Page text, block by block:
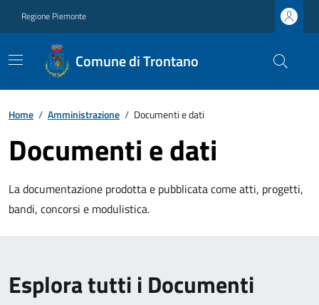
Regione Piemonte
Comune di Trontano
Home / Amministrazione / Documenti e dati
Documenti e dati
La documentazione prodotta e pubblicata come atti, progetti,
bandi, concorsi e modulistica.
Esplora tutti i Documenti